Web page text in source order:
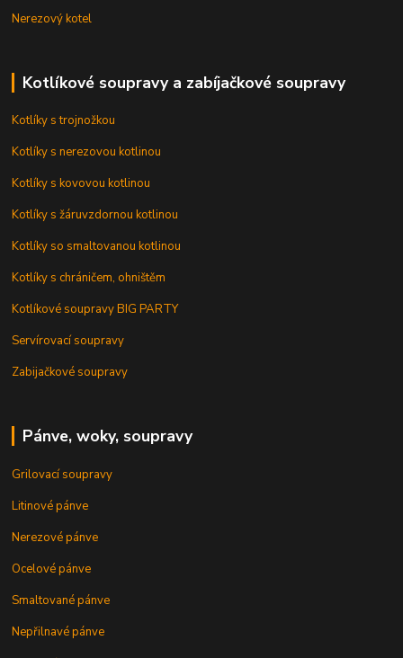
Nerezový kotel
Kotlíkové soupravy a zabíjačkové soupravy
Kotlíky s trojnožkou
Kotlíky s nerezovou kotlinou
Kotlíky s kovovou kotlinou
Kotlíky s žáruvzdornou kotlinou
Kotlíky so smaltovanou kotlinou
Kotlíky s chráničem, ohništěm
Kotlíkové soupravy BIG PARTY
Servírovací soupravy
Zabijačkové soupravy
Pánve, woky, soupravy
Grilovací soupravy
Litinové pánve
Nerezové pánve
Ocelové pánve
Smaltované pánve
Nepřilnavé pánve